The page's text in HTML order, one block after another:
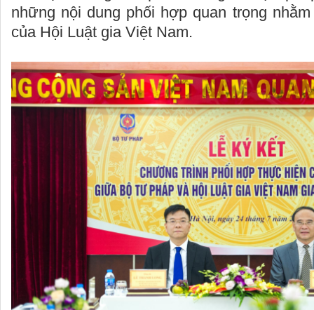
những nội dung phối hợp quan trọng
của Hội Luật gia Việt Nam.